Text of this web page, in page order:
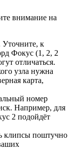
внимание на
Уточните, к
Фокус (1, 2, 2
отличаться.
узла нужна
карта,
номер
Например, для
2 подойдёт
клипсы поштучно